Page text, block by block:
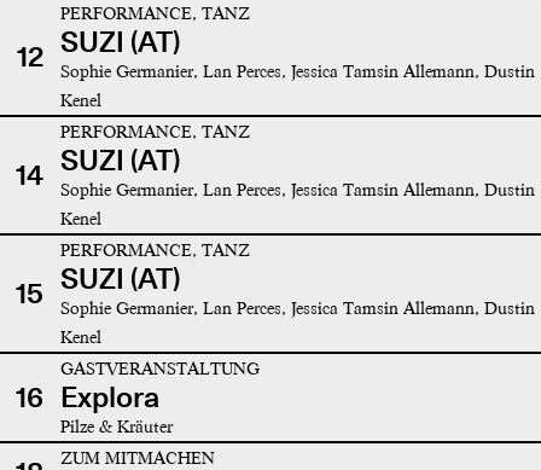
12
PERFORMANCE, TANZ
SUZI (AT)
Sophie Germanier, Lan Perces, Jessica Tamsin Allemann, Dustin
Kenel
14
PERFORMANCE, TANZ
SUZI (AT)
Sophie Germanier, Lan Perces, Jessica Tamsin Allemann, Dustin
Kenel
15
PERFORMANCE, TANZ
SUZI (AT)
Sophie Germanier, Lan Perces, Jessica Tamsin Allemann, Dustin
Kenel
16
GASTVERANSTALTUNG
Explora
Pilze & Kräuter
ZUM MITMACHEN